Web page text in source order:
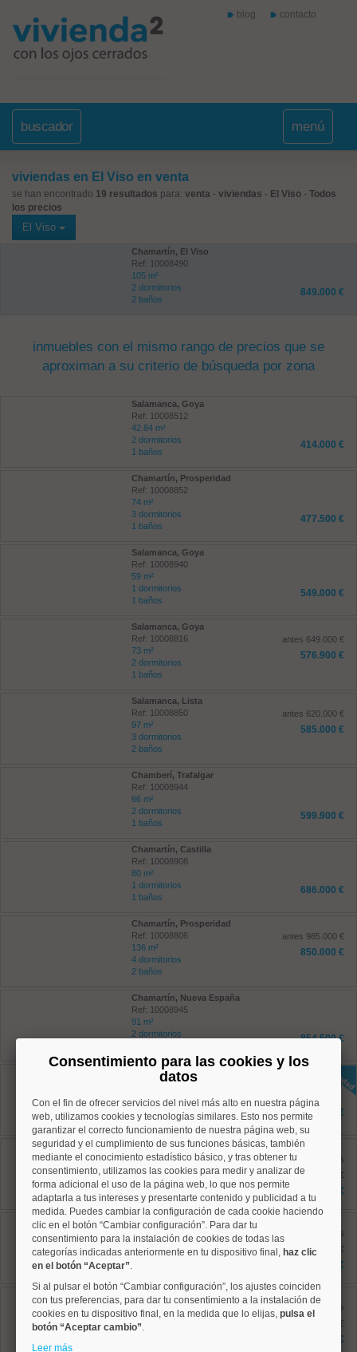
blog contacto
buscador menú
viviendas en El Viso en venta
se han encontrado 19 resultados para: venta - viviendas - El Viso - Todos
los precios
El Viso
Chamartín, El Viso
Ref: 10008490
105 m²
2 dormitorios
2 baños
849.000 €
inmuebles con el mismo rango de precios que se
aproximan a su criterio de búsqueda por zona
Salamanca, Goya
Ref: 10008512
42.84 m²
2 dormitorios
1 baños
414.000 €
Chamartín, Prosperidad
Ref: 10008852
74 m²
3 dormitorios
1 baños
477.500 €
Salamanca, Goya
Ref: 10008940
59 m²
1 dormitorios
1 baños
549.000 €
Salamanca, Goya
Ref: 10008816
73 m²
2 dormitorios
1 baños
antes 649.000 €
576.900 €
Salamanca, Lista
Ref: 10008850
97 m²
3 dormitorios
2 baños
antes 620.000 €
585.000 €
Chamberí, Trafalgar
Ref: 10008944
66 m²
2 dormitorios
1 baños
599.900 €
Chamartín, Castilla
Ref: 10008908
80 m²
1 dormitorios
1 baños
686.000 €
Chamartín, Prosperidad
Ref: 10008806
136 m²
4 dormitorios
2 baños
antes 985.000 €
850.000 €
Chamartín, Nueva España
Ref: 10008945
91 m²
2 dormitorios
854.500 €
Chamartín, Hispanoamerica
Ref: 10008958
3 dormitorios
3 baños
995.000 €
Salamanca, Goya
Ref: 10008869
122 m²
4 dormitorios
2 baños
antes
1.195.000 €
1.090.000 €
Chamartín, Castilla
Ref: 10008919
183 m²
4 dormitorios
3 baños
antes
1.300.000 €
1.200.000 €
Salamanca, Goya
Ref: 10008652
151 m²
4 dormitorios
antes
1.709.000 €
1.295.000 €
Consentimiento para las cookies y los
datos
Con el fin de ofrecer servicios del nivel más alto en nuestra página
web, utilizamos cookies y tecnologías similares. Esto nos permite
garantizar el correcto funcionamiento de nuestra página web, su
seguridad y el cumplimiento de sus funciones básicas, también
mediante el conocimiento estadístico básico, y tras obtener tu
consentimiento, utilizamos las cookies para medir y analizar de
forma adicional el uso de la página web, lo que nos permite
adaptarla a tus intereses y presentarte contenido y publicidad a tu
medida. Puedes cambiar la configuración de cada cookie haciendo
clic en el botón “Cambiar configuración”. Para dar tu
consentimiento para la instalación de cookies de todas las
categorías indicadas anteriormente en tu dispositivo final, haz clic
en el botón “Aceptar”.
Si al pulsar el botón “Cambiar configuración”, los ajustes coinciden
con tus preferencias, para dar tu consentimiento a la instalación de
cookies en tu dispositivo final, en la medida que lo elijas, pulsa el
botón “Aceptar cambio”.
Leer más